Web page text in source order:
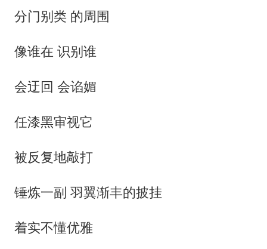
分门别类 的周围
像谁在 识别谁
会迂回 会谄媚
任漆黑审视它
被反复地敲打
锤炼一副 羽翼渐丰的披挂
着实不懂优雅